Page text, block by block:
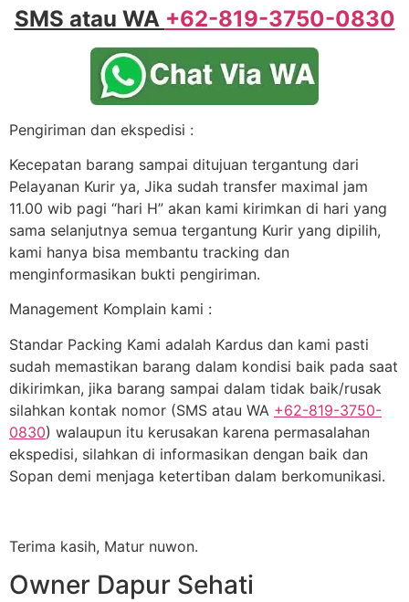
SMS atau WA +62-819-3750-0830
Pengiriman dan ekspedisi :
Kecepatan barang sampai ditujuan tergantung dari
Pelayanan Kurir ya, Jika sudah transfer maximal jam
11.00 wib pagi “hari H” akan kami kirimkan di hari yang
sama selanjutnya semua tergantung Kurir yang dipilih,
kami hanya bisa membantu tracking dan
menginformasikan bukti pengiriman.
Management Komplain kami :
Standar Packing Kami adalah Kardus dan kami pasti
sudah memastikan barang dalam kondisi baik pada saat
dikirimkan, jika barang sampai dalam tidak baik/rusak
silahkan kontak nomor (SMS atau WA +62-819-3750-
0830) walaupun itu kerusakan karena permasalahan
ekspedisi, silahkan di informasikan dengan baik dan
Sopan demi menjaga ketertiban dalam berkomunikasi.
Terima kasih, Matur nuwon.
Owner Dapur Sehati